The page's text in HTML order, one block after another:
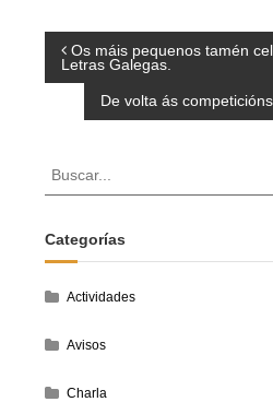
Navegación
de
Os máis pequenos tamén
Letras Galegas.
De volta ás
Categorías
Actividades
Avisos
Charla